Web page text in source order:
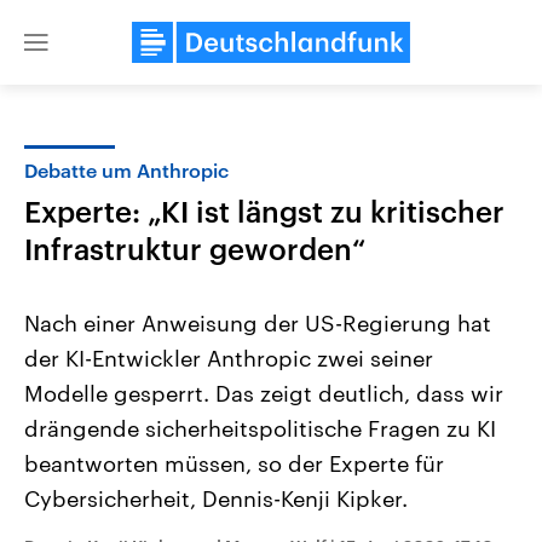
Close
Landtagswahl Sachsen-Anhalt
2026
Alle Informationen
Sachsen-Anhalt wählt am 6.
September 2026 einen neuen
Bundesland von einer Koalition aus
USA
Aktuelle Beiträge,
Hintergründe
Wirtschaftlich und
gehören die Vereinigten
mit großem Einfluss auf
Debatte um Anthropic
Experte: „KI ist längst zu kritischer
Infrastruktur geworden“
Nach einer Anweisung der US-Regierung hat
der KI-Entwickler Anthropic zwei seiner
Modelle gesperrt. Das zeigt deutlich, dass wir
drängende sicherheitspolitische Fragen zu KI
beantworten müssen, so der Experte für
Cybersicherheit, Dennis-Kenji Kipker.